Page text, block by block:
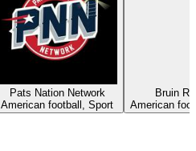
Pats Nation Network
American football, Sport
Bruin
American